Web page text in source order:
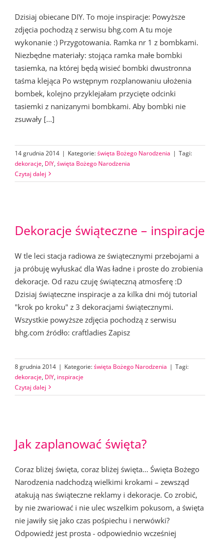
Dzisiaj obiecane DIY. To moje inspiracje: Powyższe
zdjęcia pochodzą z serwisu bhg.com A tu moje
wykonanie :) Przygotowania. Ramka nr 1 z bombkami.
Niezbędne materiały: stojąca ramka małe bombki
tasiemka, na której będą wisieć bombki dwustronna
taśma klejąca Po wstępnym rozplanowaniu ułożenia
bombek, kolejno przyklejałam przycięte odcinki
tasiemki z nanizanymi bombkami. Aby bombki nie
zsuwały [...]
14 grudnia 2014 | Kategorie:święta Bożego Narodzenia | Tagi:
dekoracje, DIY, święta Bożego Narodzenia
Czytaj dalej
Dekoracje świąteczne – inspiracje
W tle leci stacja radiowa ze świątecznymi przebojami a
ja próbuję wyłuskać dla Was ładne i proste do zrobienia
dekoracje. Od razu czuję świąteczną atmosferę :D
Dzisiaj świąteczne inspiracje a za kilka dni mój tutorial
"krok po kroku" z 3 dekoracjami świątecznymi.
Wszystkie powyższe zdjęcia pochodzą z serwisu
bhg.com źródło: craftladies Zapisz
8 grudnia 2014 | Kategorie:święta Bożego Narodzenia | Tagi:
dekoracje, DIY, inspiracje
Czytaj dalej
Jak zaplanować święta?
Coraz bliżej święta, coraz bliżej święta... Święta Bożego
Narodzenia nadchodzą wielkimi krokami – zewsząd
atakują nas świąteczne reklamy i dekoracje. Co zrobić,
by nie zwariować i nie ulec wszelkim pokusom, a święta
nie jawiły się jako czas pośpiechu i nerwówki?
Odpowiedź jest prosta - odpowiednio wcześniej